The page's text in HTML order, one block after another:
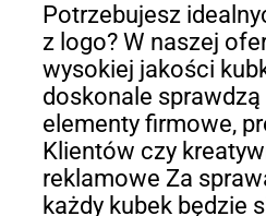
Potrzebujesz
z logo? W naszej
wysokiej jakości
doskonale sprawdzą
elementy firmowe,
Klientów czy
reklamowe Za
każdy kubek będzie